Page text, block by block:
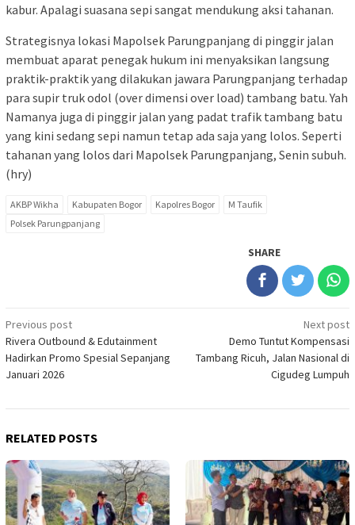
kabur. Apalagi suasana sepi sangat mendukung aksi tahanan.
Strategisnya lokasi Mapolsek Parungpanjang di pinggir jalan
membuat aparat penegak hukum ini menyaksikan langsung
praktik-praktik yang dilakukan jawara Parungpanjang terhadap
para supir truk odol (over dimensi over load) tambang batu. Yah
Namanya juga di pinggir jalan yang padat trafik tambang batu
yang kini sedang sepi namun tetap ada saja yang lolos. Seperti
tahanan yang lolos dari Mapolsek Parungpanjang, Senin subuh.
(hry)
AKBP Wikha Kabupaten Bogor Kapolres Bogor
M Taufik
Polsek Parungpanjang
SHARE
Post
navigation
Previous post
Rivera Outbound & Edutainment
Hadirkan Promo Spesial Sepanjang
Januari 2026
Next post
Demo Tuntut Kompensasi
Tambang Ricuh, Jalan Nasional di
Cigudeg Lumpuh
RELATED POSTS